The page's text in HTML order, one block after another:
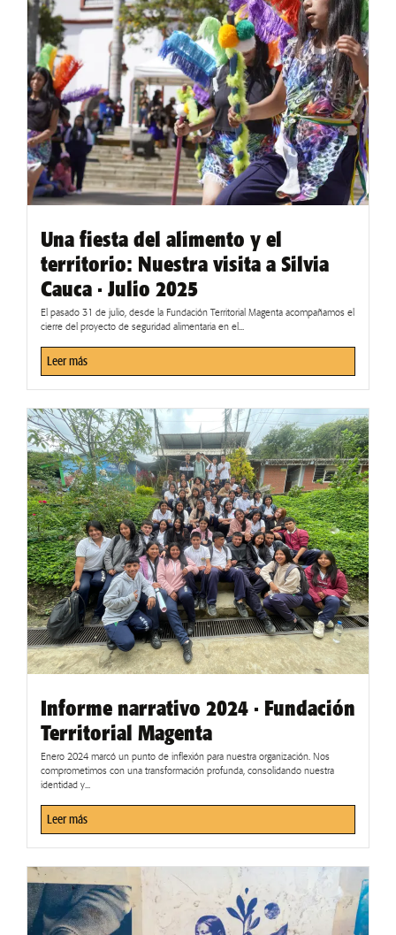
Una fiesta del alimento y el
territorio: Nuestra visita a Silvia
Cauca · Julio 2025
El pasado 31 de julio, desde la Fundación Territorial Magenta acompañamos el
cierre del proyecto de seguridad alimentaria en el...
Leer más
Informe narrativo 2024 · Fundación
Territorial Magenta
Enero 2024 marcó un punto de inflexión para nuestra organización. Nos
comprometimos con una transformación profunda, consolidando nuestra
identidad y...
Leer más